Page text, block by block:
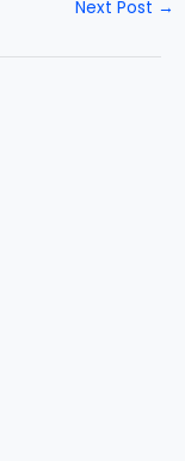
Next Post →